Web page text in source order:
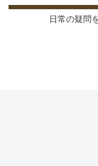
日常の疑問